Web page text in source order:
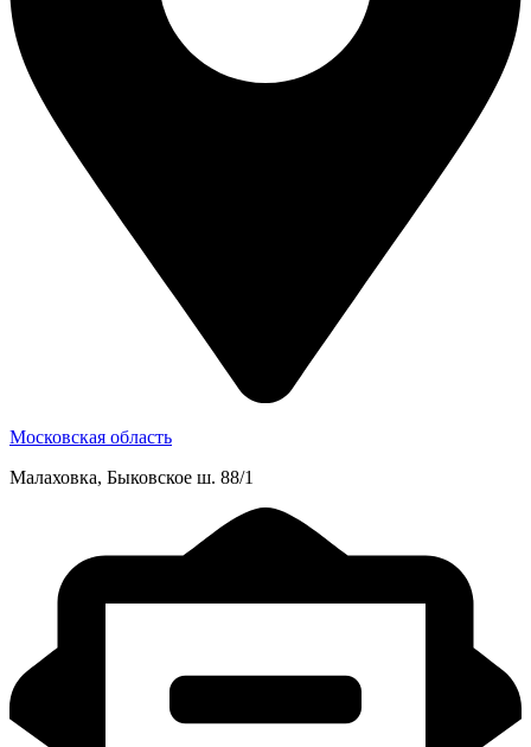
Московская область
Малаховка, Быковское ш. 88/1